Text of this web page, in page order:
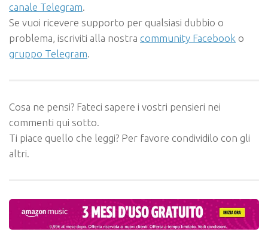
canale Telegram
Se vuoi ricevere supporto per qualsiasi dubbio o
problema, iscriviti alla nostra community Facebook o
gruppo Telegram
Cosa ne pensi? Fateci sapere i vostri pensieri nei
commenti qui sotto.
Ti piace quello che leggi? Per favore condividilo con gli
altri.